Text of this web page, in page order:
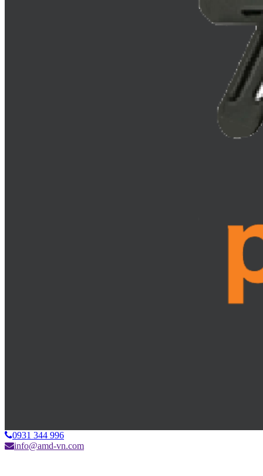
0931 344 996
info@amd-vn.com